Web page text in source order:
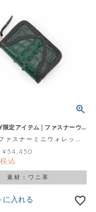
S'FACTORY限定アイテム│ファスナーウォレット
1点限定 ファスナーミニウォレット オリーブグリーン 背びれ スモールクロコダイル ポロサス (ワニ革)
¥ 54,450
税込
素材：ワニ革
に入れる